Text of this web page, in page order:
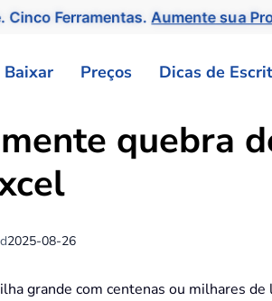
Cinco Ferramentas. Aumente sua
Baixar Preços Dicas de
quebra
2025-08-26
grande com centenas ou milhares